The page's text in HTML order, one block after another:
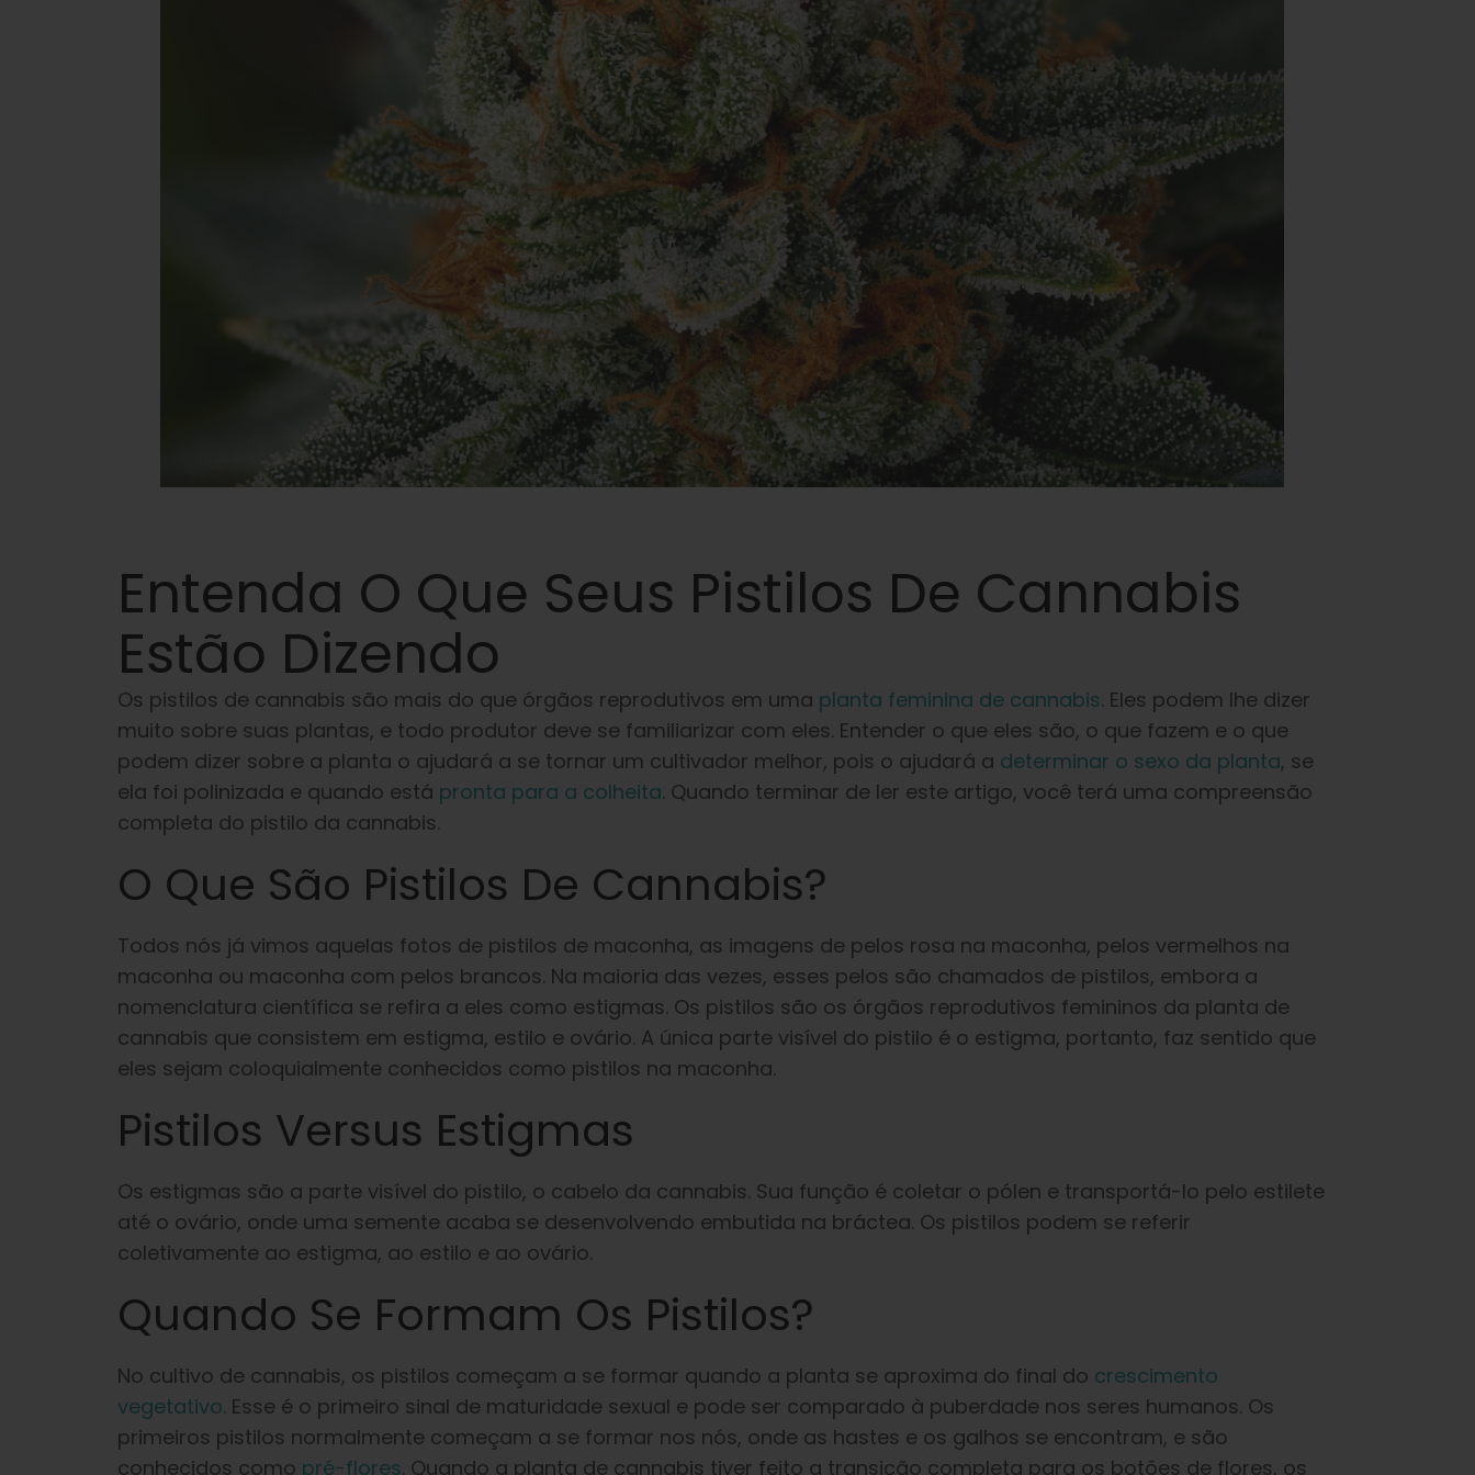
Entenda O Que Seus Pistilos De Cannabis
Estão Dizendo
Os pistilos de cannabis são mais do que órgãos reprodutivos em uma planta feminina de cannabis. Eles podem lhe dizer
muito sobre suas plantas, e todo produtor deve se familiarizar com eles. Entender o que eles são, o que fazem e o que
podem dizer sobre a planta o ajudará a se tornar um cultivador melhor, pois o ajudará a determinar o sexo da planta, se
ela foi polinizada e quando está pronta para a colheita. Quando terminar de ler este artigo, você terá uma compreensão
completa do pistilo da cannabis.
O Que São Pistilos De Cannabis?
Todos nós já vimos aquelas fotos de pistilos de maconha, as imagens de pelos rosa na maconha, pelos vermelhos na
maconha ou maconha com pelos brancos. Na maioria das vezes, esses pelos são chamados de pistilos, embora a
nomenclatura científica se refira a eles como estigmas. Os pistilos são os órgãos reprodutivos femininos da planta de
cannabis que consistem em estigma, estilo e ovário. A única parte visível do pistilo é o estigma, portanto, faz sentido que
eles sejam coloquialmente conhecidos como pistilos na maconha.
Pistilos Versus Estigmas
Os estigmas são a parte visível do pistilo, o cabelo da cannabis. Sua função é coletar o pólen e transportá-lo pelo estilete
até o ovário, onde uma semente acaba se desenvolvendo embutida na bráctea. Os pistilos podem se referir
coletivamente ao estigma, ao estilo e ao ovário.
Quando Se Formam Os Pistilos?
No cultivo de cannabis, os pistilos começam a se formar quando a planta se aproxima do final do crescimento
vegetativo. Esse é o primeiro sinal de maturidade sexual e pode ser comparado à puberdade nos seres humanos. Os
primeiros pistilos normalmente começam a se formar nos nós, onde as hastes e os galhos se encontram, e são
conhecidos como pré-flores. Quando a planta de cannabis tiver feito a transição completa para os botões de flores, os